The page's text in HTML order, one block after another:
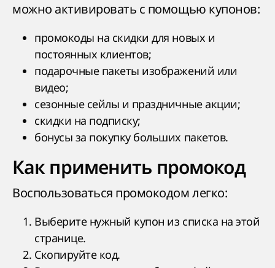
можно активировать с помощью купонов:
промокоды на скидки для новых и
постоянных клиентов;
подарочные пакеты изображений или
видео;
сезонные сейлы и праздничные акции;
скидки на подписку;
бонусы за покупку больших пакетов.
Как применить промокод
Воспользоваться промокодом легко:
Выберите нужный купон из списка на этой
странице.
Скопируйте код.